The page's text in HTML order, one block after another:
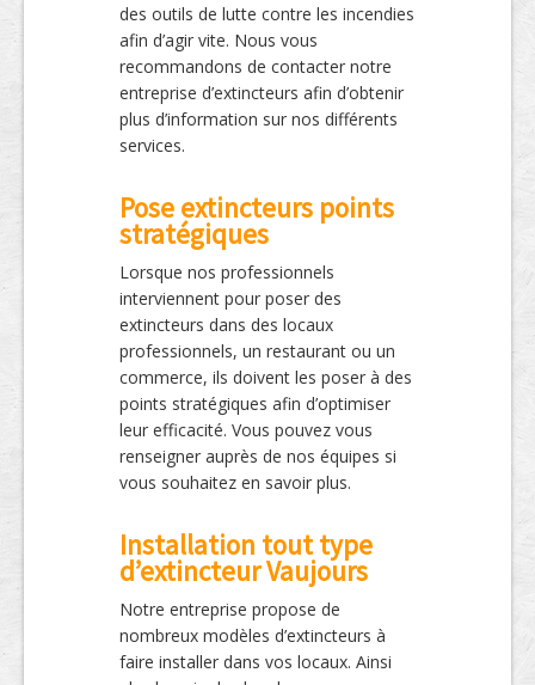
des outils de lutte contre les incendies
afin d’agir vite. Nous vous
recommandons de contacter notre
entreprise d’extincteurs afin d’obtenir
plus d’information sur nos différents
services.
Pose extincteurs points
stratégiques
Lorsque nos professionnels
interviennent pour poser des
extincteurs dans des locaux
professionnels, un restaurant ou un
commerce, ils doivent les poser à des
points stratégiques afin d’optimiser
leur efficacité. Vous pouvez vous
renseigner auprès de nos équipes si
vous souhaitez en savoir plus.
Installation tout type
d’extincteur Vaujours
Notre entreprise propose de
nombreux modèles d’extincteurs à
faire installer dans vos locaux. Ainsi